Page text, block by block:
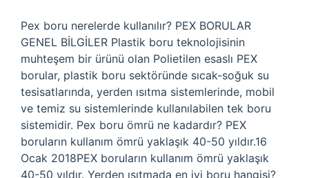
Pex boru nerelerde kullanılır? PEX BORULAR
GENEL BİLGİLER Plastik boru teknolojisinin
muhteşem bir ürünü olan Polietilen esaslı PEX
borular, plastik boru sektöründe sıcak-soğuk su
tesisatlarında, yerden ısıtma sistemlerinde, mobil
ve temiz su sistemlerinde kullanılabilen tek boru
sistemidir. Pex boru ömrü ne kadardır? PEX
boruların kullanım ömrü yaklaşık 40-50 yıldır.16
Ocak 2018PEX boruların kullanım ömrü yaklaşık
40-50 yıldır. Yerden ısıtmada en iyi boru hangisi?